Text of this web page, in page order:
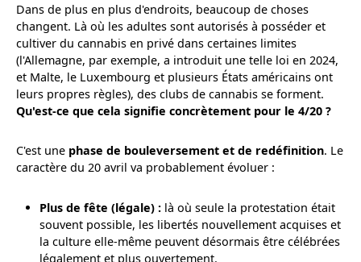
Dans de plus en plus d'endroits, beaucoup de choses
changent. Là où les adultes sont autorisés à posséder et
cultiver du cannabis en privé dans certaines limites
(l'Allemagne, par exemple, a introduit une telle loi en 2024,
et Malte, le Luxembourg et plusieurs États américains ont
leurs propres règles), des clubs de cannabis se forment.
Qu'est-ce que cela signifie concrètement pour le 4/20 ?
C'est une phase de bouleversement et de redéfinition. Le
caractère du 20 avril va probablement évoluer :
Plus de fête (légale) :là où seule la protestation était
souvent possible, les libertés nouvellement acquises et
la culture elle-même peuvent désormais être célébrées
légalement et plus ouvertement.